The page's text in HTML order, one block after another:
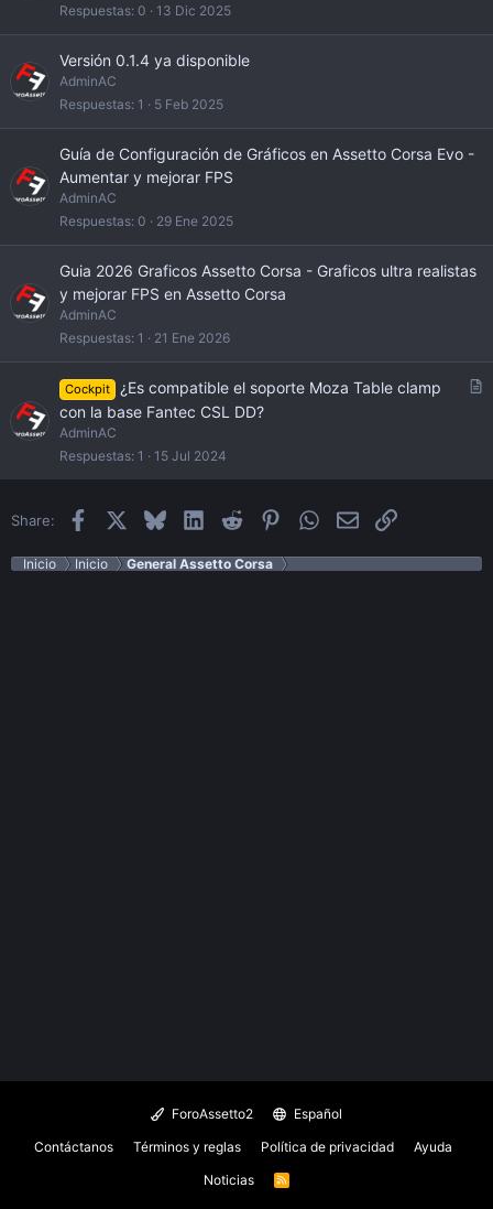
Respuestas 0 13 Dic 2025
Versión 0.1.4 ya disponible
AdminAC
Respuestas 1 5 Feb 2025
Guía de Configuración de Gráficos en Assetto Corsa Evo -
Aumentar y mejorar FPS
AdminAC
Respuestas 0 29 Ene 2025
Guia 2026 Graficos Assetto Corsa - Graficos ultra realistas
y mejorar FPS en Assetto Corsa
AdminAC
Respuestas 1 21 Ene 2026
Cockpit
¿Es compatible el soporte Moza Table clamp
con la base Fantec CSL DD?
AdminAC
Respuestas 1 15 Jul 2024
Share: Facebook BlueskyLinkedInReddit PinterestWhatsApp
EmailEnlace
Inicio Inicio General Assetto Corsa
ForoAssetto2
Español
Contáctanos
Términos y reglas Política de privacidad
Ayuda
Noticias
R